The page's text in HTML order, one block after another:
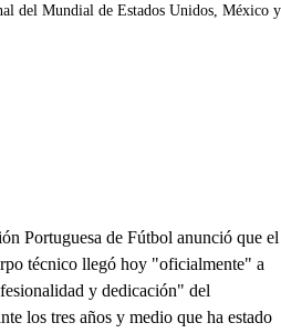
del Mundial de Estados Unidos, México y
Portuguesa de Fútbol anunció que el
técnico llegó hoy "oficialmente" a
y dedicación" del
los tres años y medio que ha estado